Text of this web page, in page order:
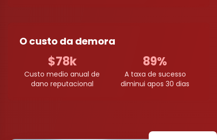
O custo da demora
$78k
Custo medio anual de
dano reputacional
89%
A taxa de sucesso
diminui apos 30 dias